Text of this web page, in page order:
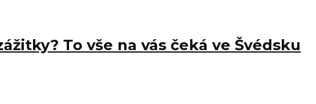
To vše na vás čeká ve Švédsku